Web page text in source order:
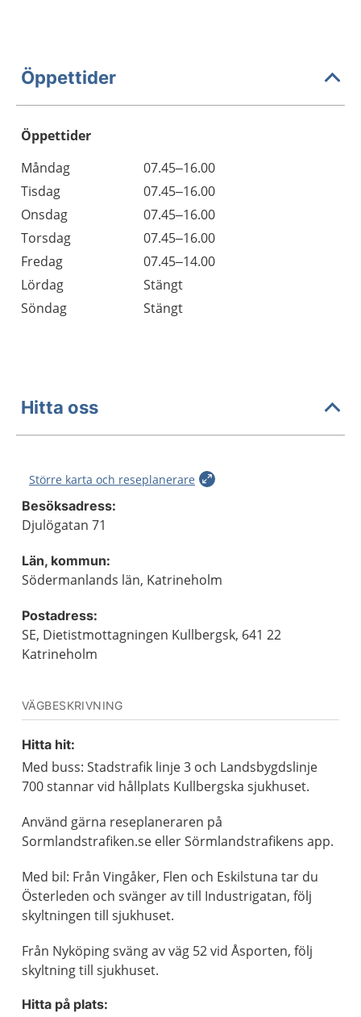
Öppettider
Öppettider
Dag
Öppettider
Kommentarer
Måndag
07.45–16.00
Tisdag
07.45–16.00
Onsdag
07.45–16.00
Torsdag
07.45–16.00
Fredag
07.45–14.00
Lördag
Stängt
Söndag
Stängt
Hitta oss
Större karta och reseplanerare
Besöksadress:
Djulögatan 71
Län, kommun:
Södermanlands län, Katrineholm
Postadress:
SE, Dietistmottagningen Kullbergsk, 641 22
Katrineholm
VÄGBESKRIVNING
Hitta hit:
Med buss: Stadstrafik linje 3 och Landsbygdslinje
700 stannar vid hållplats Kullbergska sjukhuset.
Använd gärna reseplaneraren på
Sormlandstrafiken.se eller Sörmlandstrafikens app.
Med bil: Från Vingåker, Flen och Eskilstuna tar du
Österleden och svänger av till Industrigatan, följ
skyltningen till sjukhuset.
Från Nyköping sväng av väg 52 vid Åsporten, följ
skyltning till sjukhuset.
Hitta på plats: